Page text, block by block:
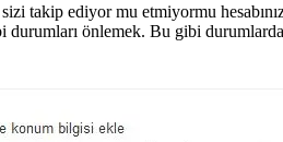
takip ediyor mu etmiyormu
önlemek. Bu gibi durumlarda